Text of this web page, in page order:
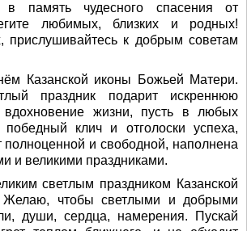
память чудесного спасения от
любимых, близких и родных!
прислушивайтесь к добрым советам
Казанской иконы Божьей Матери.
праздник подарит искреннюю
жизни, пусть в любых
победный клич и отголоски успеха,
полноценной и свободной, наполнена
и великими праздниками.
светлым праздником Казанской
Желаю, чтобы светлыми и добрыми
души, сердца, намерения. Пускай